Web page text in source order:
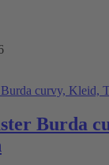
Burda